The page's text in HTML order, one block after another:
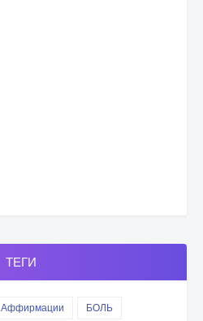
ТЕГИ
Аффирмации
БОЛЬ